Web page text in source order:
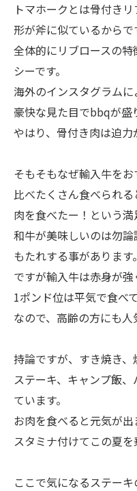
トマホークとは骨付きリ
形が斧に似ているからで
全体的にリブロースの
シーです。
海外のインスタグラムに
豪快な見た目でbbqが盛
やはり、骨付き肉は迫力
そもそもなぜ輸入牛を
比べたくさん食べられる
肉を食べたー！という満
和牛が美味しいのは勿
もたれする事があります。
ですが輸入牛は赤身が
1ポンド位は平気で食べ
なので、高齢の方にも人
持論ですが、すき焼き、
ステーキ、キャンプ飯
ています。
お肉を食べると元気が出
スタミナ付けてこの夏を
ここで気になるステー